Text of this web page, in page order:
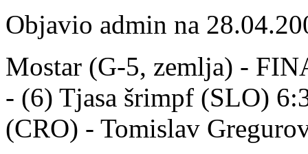
Objavio admin na
Mostar (G-5, zemlja) -
- (6) Tjasa šrimpf (SLO)
(CRO) - Tomislav